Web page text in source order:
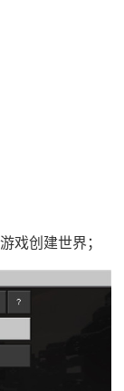
戏创建世界；